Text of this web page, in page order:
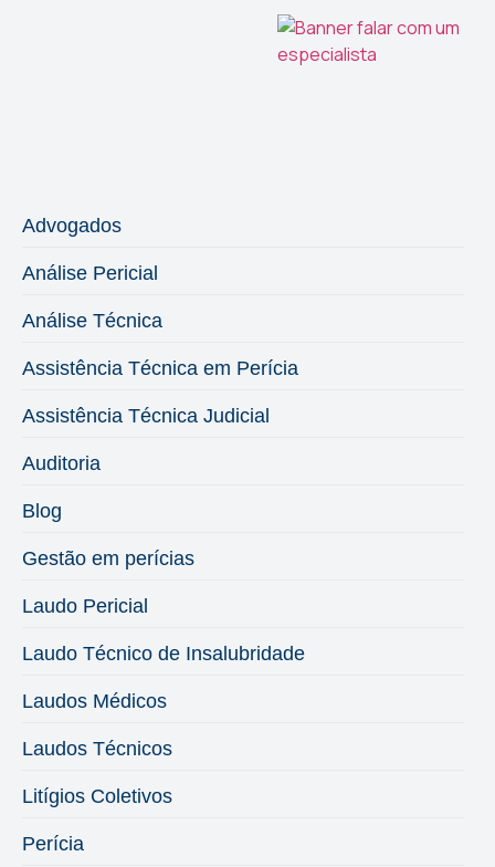
Advogados
Análise Pericial
Análise Técnica
Assistência Técnica em Perícia
Assistência Técnica Judicial
Auditoria
Blog
Gestão em perícias
Laudo Pericial
Laudo Técnico de Insalubridade
Laudos Médicos
Laudos Técnicos
Litígios Coletivos
Perícia